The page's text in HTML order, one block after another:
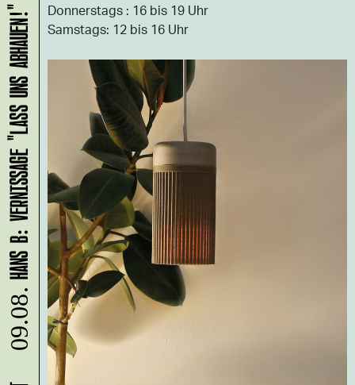
Donnerstags : 16 bis 19 Uhr
Samstags: 12 bis 16 Uhr
09.08.
HANS B: VERNISSAGE "LASS UNS ABHAUEN!"